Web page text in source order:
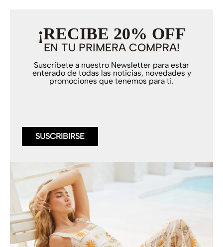
¡RECIBE 20% OFF
EN TU PRIMERA COMPRA!
Suscríbete a nuestro Newsletter para estar
enterado de todas las noticias, novedades y
promociones que tenemos para ti.
SUSCRIBIRSE